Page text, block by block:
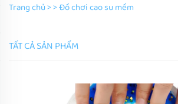
Trang chủ >>Đồ chơi cao su mềm
TẤT CẢ SẢN PHẨM